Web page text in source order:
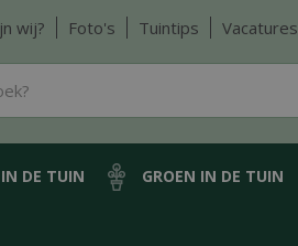
wij? Foto's Tuintips Vacatures
DE TUIN GROEN IN DE TUIN